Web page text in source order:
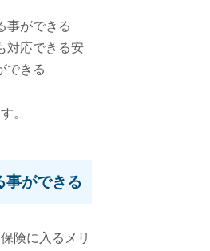
事ができる
対応できる安
できる
。
事ができる
険に入るメリ